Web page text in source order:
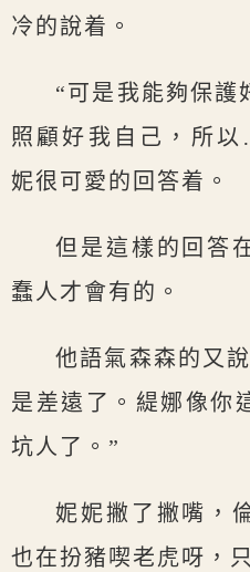
冷的說着。
“可是我能夠保護
照顧好我自己，所
妮很可愛的回答着。
但是這樣的回答
蠢人才會有的。
他語氣森森的又
是差遠了。緹娜像你
坑人了。”
妮妮撇了撇嘴，
也在扮豬喫老虎呀，